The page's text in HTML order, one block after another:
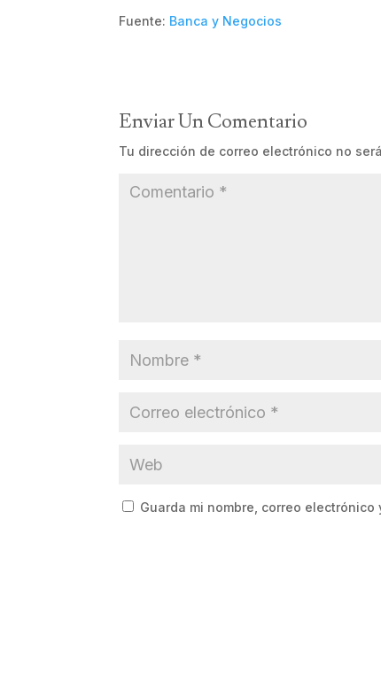
Fuente: Banca y Negocios
Enviar Un Comentario
Tu dirección de correo electrónico no
Guarda mi nombre, correo